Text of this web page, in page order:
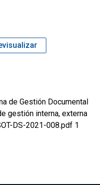
de Gestión Documental
gestión interna, externa
DS-2021-008.pdf 1